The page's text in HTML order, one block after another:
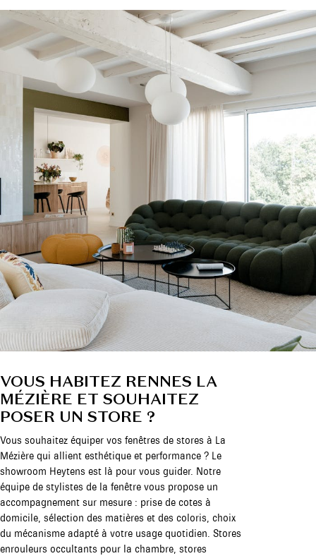
VOUS HABITEZ RENNES LA
MÉZIÈRE ET SOUHAITEZ
POSER UN STORE ?
Vous souhaitez équiper vos fenêtres de stores à La
Mézière qui allient esthétique et performance ? Le
showroom Heytens est là pour vous guider. Notre
équipe de stylistes de la fenêtre vous propose un
accompagnement sur mesure : prise de cotes à
domicile, sélection des matières et des coloris, choix
du mécanisme adapté à votre usage quotidien. Stores
enrouleurs occultants pour la chambre, stores